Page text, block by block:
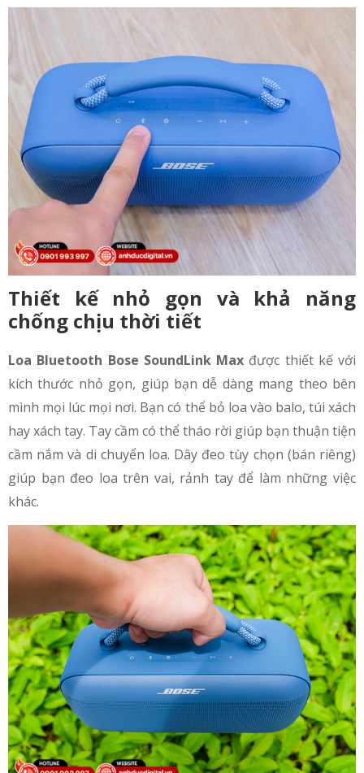
Thiết kế nhỏ gọn và khả năng
chống chịu thời tiết
Loa Bluetooth Bose SoundLink Max được thiết kế với
kích thước nhỏ gọn, giúp bạn dễ dàng mang theo bên
mình mọi lúc mọi nơi. Bạn có thể bỏ loa vào balo, túi xách
hay xách tay. Tay cầm có thể tháo rời giúp bạn thuận tiện
cầm nắm và di chuyển loa. Dây đeo tùy chọn (bán riêng)
giúp bạn đeo loa trên vai, rảnh tay để làm những việc
khác.